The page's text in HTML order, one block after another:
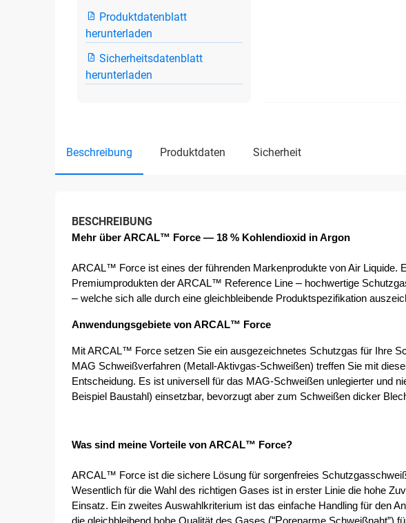
Produktdatenblatt
herunterladen
Sicherheitsdatenblatt
herunterladen
beschreibung produktdaten sicherheit
BESCHREIBUNG
Mehr über ARCAL™ Force — 18 % Kohlendioxid in Argon
ARCAL™ Force ist eines der führenden Markenprodukte von Air Liquide.
Premiumprodukten der ARCAL™ Reference Line –
– welche sich alle durch eine gleichbleibende Produktspezifikation
Anwendungsgebiete von ARCAL™ Force
Mit ARCAL™ Force setzen Sie ein ausgezeichnetes Schutzgas für Ihre
MAG Schweißverfahren (Metall-Aktivgas-Schweißen) treffen Sie mit
Entscheidung. Es ist universell für das MAG-Schweißen unlegierter und
Beispiel Baustahl) einsetzbar, bevorzugt aber zum Schweißen dicker
Was sind meine Vorteile von ARCAL™ Force?
ARCAL™ Force ist die sichere Lösung für sorgenfreies
Wesentlich für die Wahl des richtigen Gases ist in erster Linie die hohe
Einsatz. Ein zweites Auswahlkriterium ist das einfache Handling für den